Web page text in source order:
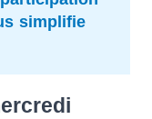
simplifie